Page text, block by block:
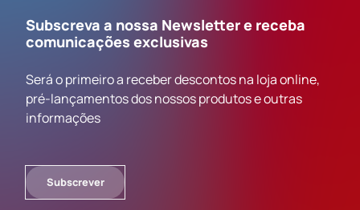
Subscreva a nossa Newsletter e receba
comunicações exclusivas
Será o primeiro a receber descontos na loja online,
pré-lançamentos dos nossos produtos e outras
informações
Subscrever